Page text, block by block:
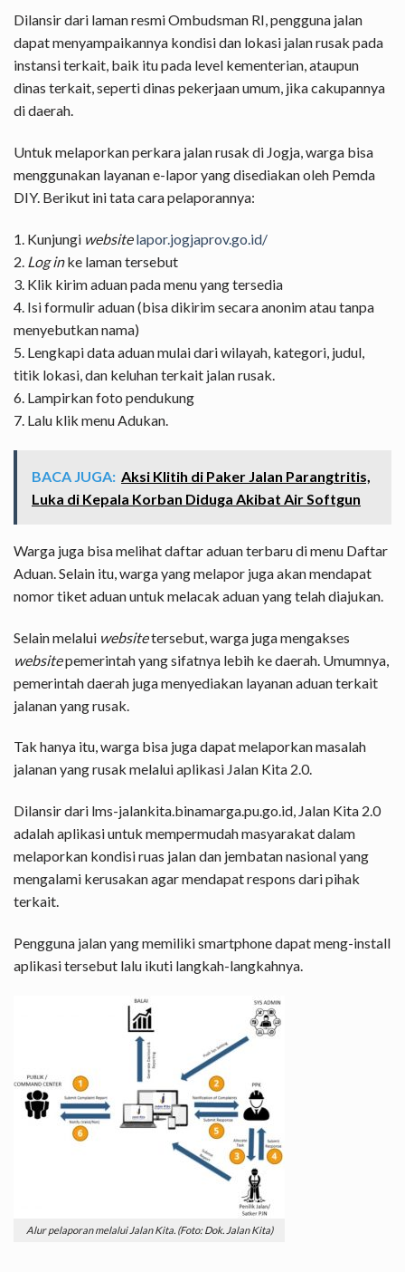
Dilansir dari laman resmi Ombudsman RI, pengguna jalan
dapat menyampaikannya kondisi dan lokasi jalan rusak pada
instansi terkait, baik itu pada level kementerian, ataupun
dinas terkait, seperti dinas pekerjaan umum, jika cakupannya
di daerah.
Untuk melaporkan perkara jalan rusak di Jogja, warga bisa
menggunakan layanan e-lapor yang disediakan oleh Pemda
DIY. Berikut ini tata cara pelaporannya:
1. Kunjungi website lapor.jogjaprov.go.id/
2. Log inke laman tersebut
3. Klik kirim aduan pada menu yang tersedia
4. Isi formulir aduan (bisa dikirim secara anonim atau tanpa
menyebutkan nama)
5. Lengkapi data aduan mulai dari wilayah, kategori, judul,
titik lokasi, dan keluhan terkait jalan rusak.
6. Lampirkan foto pendukung
7. Lalu klik menu Adukan.
BACA JUGA: Aksi Klitih di Paker Jalan Parangtritis,
Luka di Kepala Korban Diduga Akibat Air Softgun
Warga juga bisa melihat daftar aduan terbaru di menu Daftar
Aduan. Selain itu, warga yang melapor juga akan mendapat
nomor tiket aduan untuk melacak aduan yang telah diajukan.
Selain melalui websitetersebut, warga juga mengakses
websitepemerintah yang sifatnya lebih ke daerah. Umumnya,
pemerintah daerah juga menyediakan layanan aduan terkait
jalanan yang rusak.
Tak hanya itu, warga bisa juga dapat melaporkan masalah
jalanan yang rusak melalui aplikasi Jalan Kita 2.0.
Dilansir dari lms-jalankita.binamarga.pu.go.id, Jalan Kita 2.0
adalah aplikasi untuk mempermudah masyarakat dalam
melaporkan kondisi ruas jalan dan jembatan nasional yang
mengalami kerusakan agar mendapat respons dari pihak
terkait.
Pengguna jalan yang memiliki smartphone dapat meng-install
aplikasi tersebut lalu ikuti langkah-langkahnya.
Alur pelaporan melalui Jalan Kita. (Foto: Dok. Jalan Kita)